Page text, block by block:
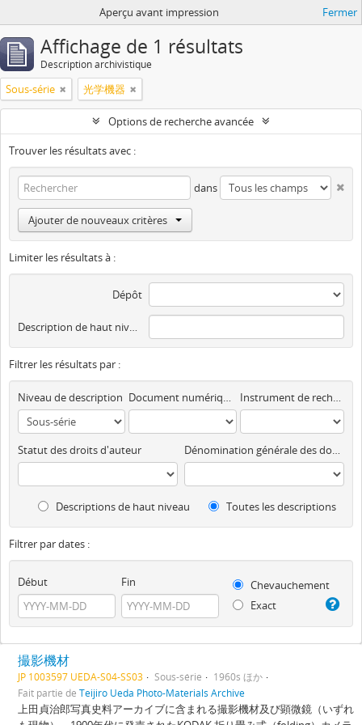
Aperçu avant impression Fermer
Affichage de 1 résultats
Description archivistique
Sous-série 光学機器
Options de recherche avancée
Trouver les résultats avec :
dans
Ajouter de nouveaux critères
Limiter les résultats à :
Dépôt
Description de haut niveau
Filtrer les résultats par :
Niveau de description Document numérique disponible Instrument de recherche
Statut des droits d'auteur Dénomination générale des documents
Descriptions de haut niveau Toutes les descriptions
Filtrer par dates :
Début Fin
Chevauchement
Exact
撮影機材
JP 1003597 UEDA-S04-SS03 Sous-série
1960s ほか
Fait partie de Teijiro Ueda Photo-Materials Archive
上田貞治郎写真史料アーカイブに含まれる撮影機材及び顕微鏡（いずれ